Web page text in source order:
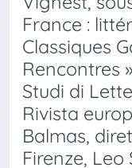
France :
Classiques
Rencontres
Studi di
Rivista
Balmas,
Firenze, Leo